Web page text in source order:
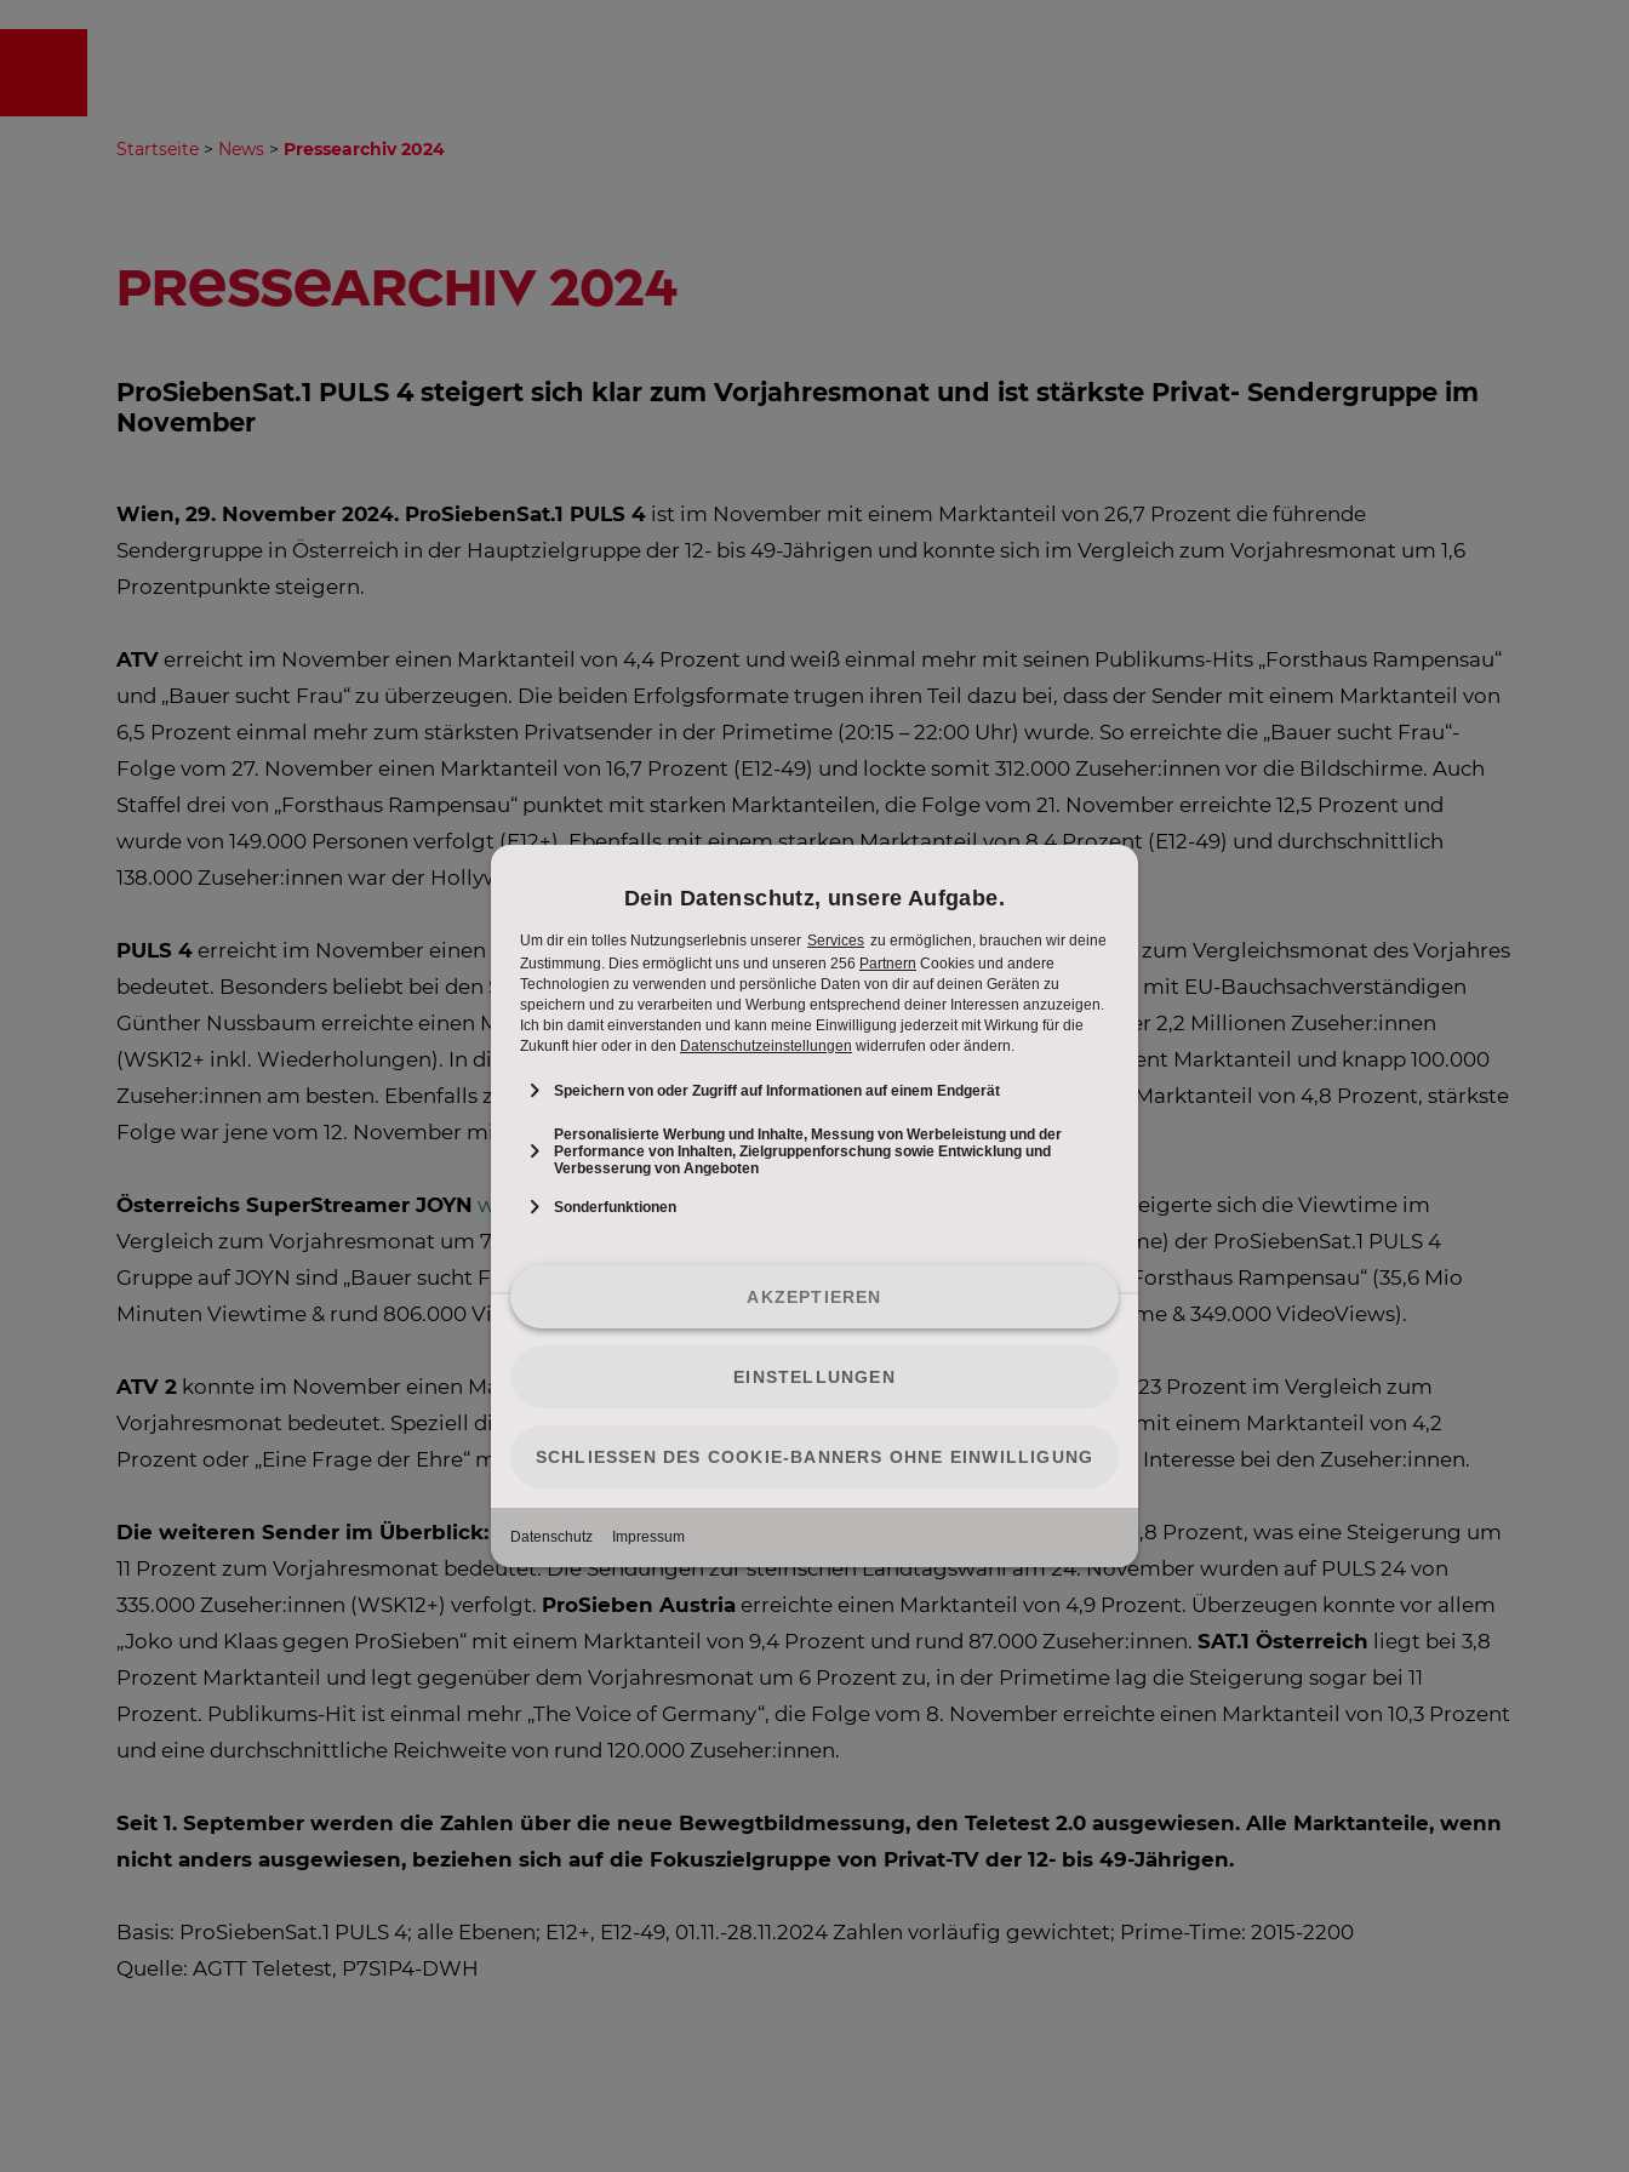
Startseite > News > Pressearchiv 2024
Pressearchiv 2024
ProSiebenSat.1 PULS 4 steigert sich klar zum Vorjahresmonat und ist stärkste Privat- Sendergruppe im
November
Wien, 29. November 2024. ProSiebenSat.1 PULS 4 ist im November mit einem Marktanteil von 26,7 Prozent die führende
Sendergruppe in Österreich in der Hauptzielgruppe der 12- bis 49-Jährigen und konnte sich im Vergleich zum Vorjahresmonat um 1,6
Prozentpunkte steigern.
ATV erreicht im November einen Marktanteil von 4,4 Prozent und weiß einmal mehr mit seinen Publikums-Hits „Forsthaus Rampensau“
und „Bauer sucht Frau“ zu überzeugen. Die beiden Erfolgsformate trugen ihren Teil dazu bei, dass der Sender mit einem Marktanteil von
6,5 Prozent einmal mehr zum stärksten Privatsender in der Primetime (20:15 – 22:00 Uhr) wurde. So erreichte die „Bauer sucht Frau“-
Folge vom 27. November einen Marktanteil von 16,7 Prozent (E12-49) und lockte somit 312.000 Zuseher:innen vor die Bildschirme. Auch
Staffel drei von „Forsthaus Rampensau“ punktet mit starken Marktanteilen, die Folge vom 21. November erreichte 12,5 Prozent und
wurde von 149.000 Personen verfolgt (E12+). Ebenfalls mit einem starken Marktanteil von 8,4 Prozent (E12-49) und durchschnittlich
138.000 Zuseher:innen war der Hollywood-Blockbuster „John Wick“ am 19. November.
PULS 4 erreicht im November einen Marktanteil von 4,4 Prozent, was eine Steigerung um 8 Prozent zum Vergleichsmonat des Vorjahres
bedeutet. Besonders beliebt bei den Seher:innen war die 20. Staffel von „Pfusch am Bau“, das Format mit EU-Bauchsachverständigen
Günther Nussbaum erreichte einen Marktanteil von 6,3 Prozent (E12-49) und erreichte insgesamt über 2,2 Millionen Zuseher:innen
(WSK12+ inkl. Wiederholungen). In diesem Monat performte die Folge vom 12. November mit 6 Prozent Marktanteil und knapp 100.000
Zuseher:innen am besten. Ebenfalls zu Ende gegangen ist die 10. Staffel von „Mein Recht“ mit einem Marktanteil von 4,8 Prozent, stärkste
Folge war jene vom 12. November mit 5,9 Prozent Marktanteil.
Österreichs SuperStreamer JOYN www.joyn.atbefindet sich nach wie vor auf Wachstumskurs, so steigerte sich die Viewtime im
Vergleich zum Vorjahresmonat um 71 Prozent. Die drei meistgesehenen VoD-Formate (nach Viewtime) der ProSiebenSat.1 PULS 4
Gruppe auf JOYN sind „Bauer sucht Frau“ (38,3 Mio Minuten Viewtime & rund 900.000 VideoViews), „Forsthaus Rampensau“ (35,6 Mio
Minuten Viewtime & rund 806.000 VideoViews) und „The Voice of Germany“ (15,1 Mio Minuten Viewtime & 349.000 VideoViews).
ATV 2 konnte im November einen Marktanteil von 1,5 Prozent verzeichnen, was eine Steigerung von 23 Prozent im Vergleich zum
Vorjahresmonat bedeutet. Speziell die Hollywood-Blockbuster wie „Over the Top“ am 22. November mit einem Marktanteil von 4,2
Prozent oder „Eine Frage der Ehre“ mit 4,1 Prozent Marktanteil (E12-49) am 14. November sorgten für Interesse bei den Zuseher:innen.
Die weiteren Sender im Überblick: PULS 24erreicht im November einen Monatsmarktanteil von 0,8 Prozent, was eine Steigerung um
11 Prozent zum Vorjahresmonat bedeutet. Die Sendungen zur steirischen Landtagswahl am 24. November wurden auf PULS 24 von
335.000 Zuseher:innen (WSK12+) verfolgt. ProSieben Austria erreichte einen Marktanteil von 4,9 Prozent. Überzeugen konnte vor allem
„Joko und Klaas gegen ProSieben“ mit einem Marktanteil von 9,4 Prozent und rund 87.000 Zuseher:innen. SAT.1 Österreich liegt bei 3,8
Prozent Marktanteil und legt gegenüber dem Vorjahresmonat um 6 Prozent zu, in der Primetime lag die Steigerung sogar bei 11
Prozent. Publikums-Hit ist einmal mehr „The Voice of Germany“, die Folge vom 8. November erreichte einen Marktanteil von 10,3 Prozent
und eine durchschnittliche Reichweite von rund 120.000 Zuseher:innen.
Seit 1. September werden die Zahlen über die neue Bewegtbildmessung, den Teletest 2.0 ausgewiesen. Alle Marktanteile, wenn
nicht anders ausgewiesen, beziehen sich auf die Fokuszielgruppe von Privat-TV der 12- bis 49-Jährigen.
Basis: ProSiebenSat.1 PULS 4; alle Ebenen; E12+, E12-49, 01.11.-28.11.2024 Zahlen vorläufig gewichtet; Prime-Time: 2015-2200
Quelle: AGTT Teletest, P7S1P4-DWH